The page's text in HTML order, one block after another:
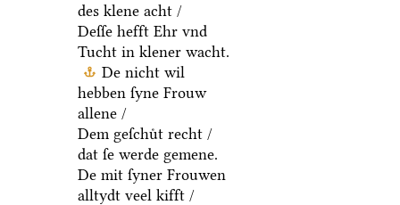
des klene acht /
Deſſe hefft Ehr vnd
Tucht in klener wacht.
De nicht wil
hebben ſyne Frouw
allene /
Dem geſchuͤt recht /
dat ſe werde gemene.
De mit ſyner Frouwen
alltydt veel kifft /